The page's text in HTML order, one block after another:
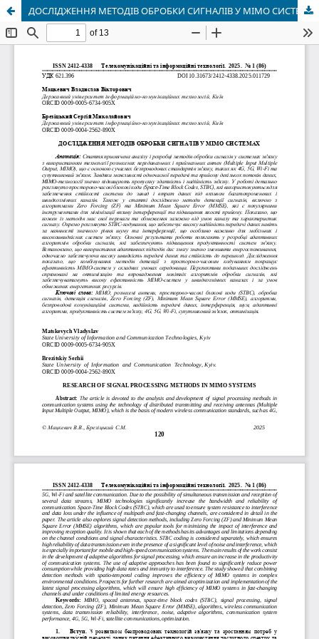
ДОСЛІДЖЕННЯ МЕТОДІВ ОБРОБКИ СИГНАЛІВ У МІМО СИСТЕМАХ